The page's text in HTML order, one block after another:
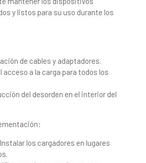
y listos para su uso durante los
de cables y adaptadores.
a la carga para todos los
del desorden en el interior del
los cargadores en lugares